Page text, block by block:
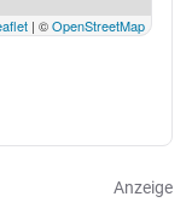
| ©OpenStreetMap
Anzeige